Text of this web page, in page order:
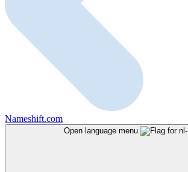
Nameshift.com
Open language menu